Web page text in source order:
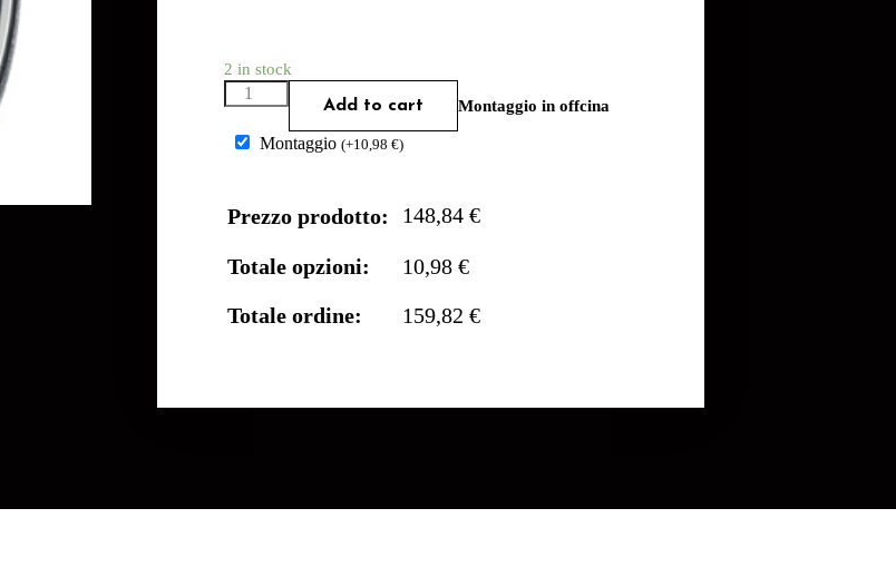
2 in stock
Add to cart Montaggio in offcina
Montaggio (+10,98 €)
Prezzo prodotto: 148,84 €
Totale opzioni:
10,98 €
Totale ordine:
159,82 €